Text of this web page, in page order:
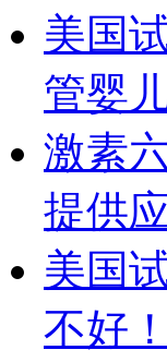
美国
管婴儿
激素
提供
美国
不好！